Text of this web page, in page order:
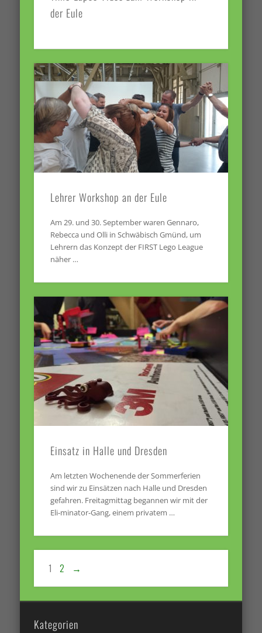
der Eule
Lehrer Workshop an der Eule
Am 29. und 30. September waren Gennaro,
Rebecca und Olli in Schwäbisch Gmünd, um
Lehrern das Konzept der FIRST Lego League
näher …
Einsatz in Halle und Dresden
Am letzten Wochenende der Sommerferien
sind wir zu Einsätzen nach Halle und Dresden
gefahren. Freitagmittag begannen wir mit der
Eli-minator-Gang, einem privatem …
1 2 →
Kategorien